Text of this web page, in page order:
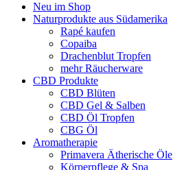
Neu im Shop
Naturprodukte aus Südamerika
Rapé kaufen
Copaiba
Drachenblut Tropfen
mehr Räucherware
CBD Produkte
CBD Blüten
CBD Gel & Salben
CBD Öl Tropfen
CBG Öl
Aromatherapie
Primavera Ätherische Öle
Körperpflege & Spa